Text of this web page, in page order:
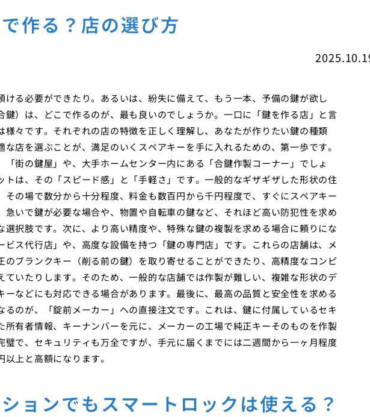
作る？店の選び方
ける必要ができたり。あるいは、紛失に備えて、もう一本、予備の鍵が欲し
鍵）は、どこで作るのが、最も良いのでしょうか。一口に「鍵を作る店」と言
様々です。それぞれの店の特徴を正しく理解し、あなたが作りたい鍵の種類
店を選ぶことが、満足のいくスペアキーを手に入れるための、第一歩です。
「街の鍵屋」や、大手ホームセンター内にある「合鍵作製コーナー」でしょ
トは、その「スピード感」と「手軽さ」です。一般的なギザギザした形状の住
その場で数分から十分程度、料金も数百円から千円程度で、すぐにスペアキー
急いで鍵が必要な場合や、物置や自転車の鍵など、それほど高い防犯性を求め
選択肢です。次に、より高い精度や、特殊な鍵の複製を求める場合に頼りにな
ビス代行店」や、高度な設備を持つ「鍵の専門店」です。これらの店舗は、メ
のブランクキー（削る前の鍵）を取り寄せることができたり、高精度なコンピ
ていたりします。そのため、一般的な店舗では作製が難しい、複雑な形状のデ
ーなどにも対応できる場合があります。最後に、最高の品質と安全性を求める
るのが、「錠前メーカー」への直接注文です。これは、鍵に付属しているセキ
所有者情報、キーナンバーを元に、メーカーの工場で純正キーそのものを作製
璧で、セキュリティも万全ですが、手元に届くまでには二週間から一ヶ月程度
上と高額になります。
ョンでもスマートロックは使える？